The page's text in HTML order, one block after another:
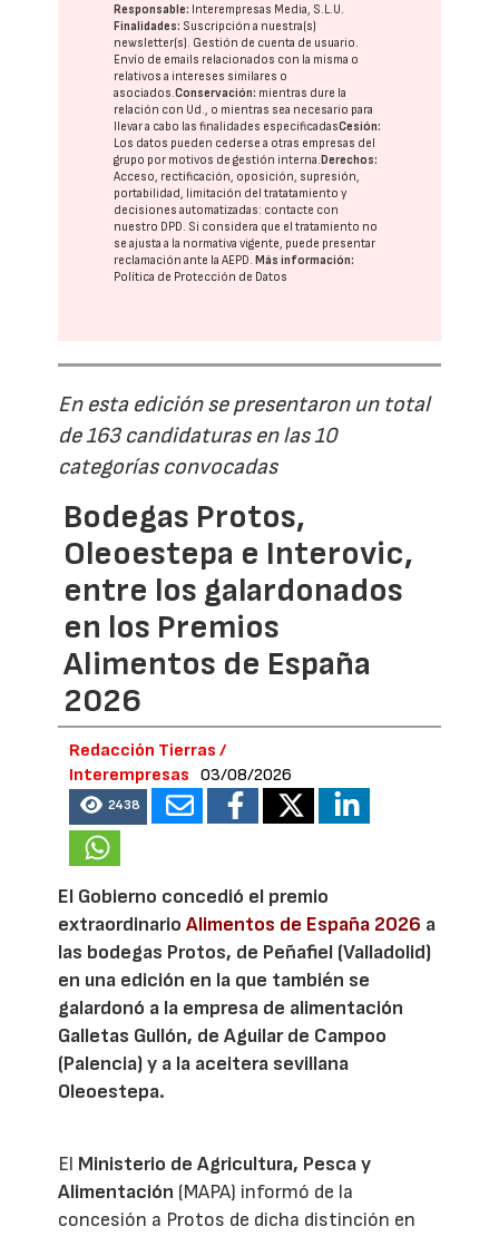
Responsable: Interempresas Media, S.L.U.
Finalidades: Suscripción a nuestra(s)
newsletter(s). Gestión de cuenta de usuario.
Envío de emails relacionados con la misma o
relativos a intereses similares o
asociados.Conservación: mientras dure la
relación con Ud., o mientras sea necesario para
llevar a cabo las finalidades especificadasCesión:
Los datos pueden cederse a otras empresas del
grupo por motivos de gestión interna.Derechos:
Acceso, rectificación, oposición, supresión,
portabilidad, limitación del tratatamiento y
decisiones automatizadas: contacte con
nuestro DPD . Si considera que el tratamiento no
se ajusta a la normativa vigente, puede presentar
reclamación ante laAEPD .Más información:
Política de Protección de Datos
En esta edición se presentaron un total
de 163 candidaturas en las 10
categorías convocadas
Bodegas Protos,
Oleoestepa e Interovic,
entre los galardonados
en los Premios
Alimentos de España
2026
Redacción Tierras /
Interempresas
03/08/2026
2438
El Gobierno concedió el premio
extraordinarioAlimentos de España 2026 a
las bodegas Protos, de Peñafiel (Valladolid)
en una edición en la que también se
galardonó a la empresa de alimentación
Galletas Gullón, de Aguilar de Campoo
(Palencia) y a la aceitera sevillana
Oleoestepa.
El Ministerio de Agricultura, Pesca y
Alimentación (MAPA) informó de la
concesión a Protos de dicha distinción en